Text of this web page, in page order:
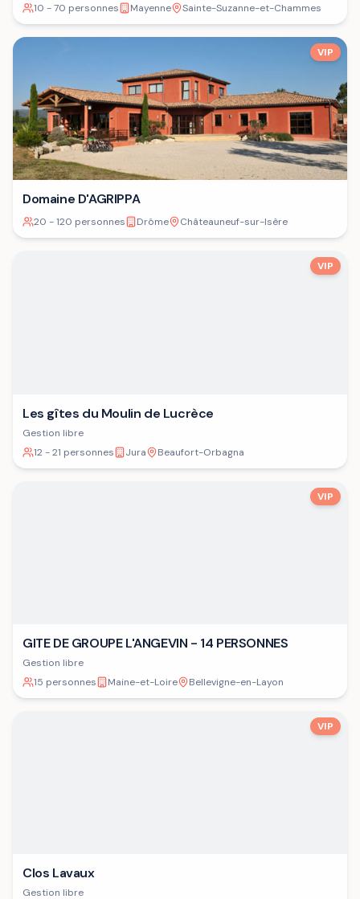
10 - 70 personnes
Mayenne Sainte-Suzanne-et-Chammes
VIP
Domaine D'AGRIPPA
20 - 120 personnes Drôme Châteauneuf-sur-Isère
VIP
Les gîtes du Moulin de Lucrèce
Gestion libre
12 - 21 personnes
Jura Beaufort-Orbagna
VIP
GITE DE GROUPE L'ANGEVIN - 14 PERSONNES
Gestion libre
15 personnes
Maine-et-Loire Bellevigne-en-Layon
VIP
Clos Lavaux
Gestion libre